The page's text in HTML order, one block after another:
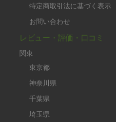
特定商取引法に基づく表示
お問い合わせ
レビュー・評価・口コミ
関東
東京都
神奈川県
千葉県
埼玉県